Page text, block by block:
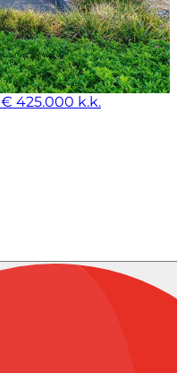
€ 425.000 k.k.